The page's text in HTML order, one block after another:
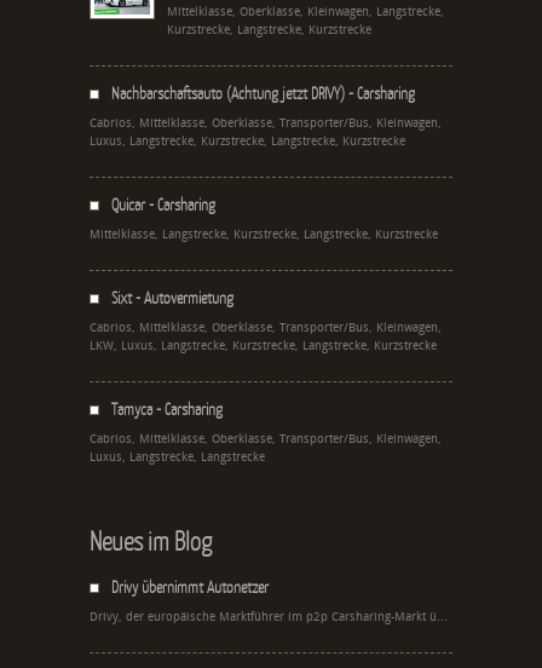
Mittelklasse, Oberklasse, Kleinwagen, Langstrecke,
Kurzstrecke, Langstrecke, Kurzstrecke
Nachbarschaftsauto (Achtung jetzt DRIVY) - Carsharing
Cabrios, Mittelklasse, Oberklasse, Transporter/Bus, Kleinwagen,
Luxus, Langstrecke, Kurzstrecke, Langstrecke, Kurzstrecke
Quicar - Carsharing
Mittelklasse, Langstrecke, Kurzstrecke, Langstrecke, Kurzstrecke
Sixt - Autovermietung
Cabrios, Mittelklasse, Oberklasse, Transporter/Bus, Kleinwagen,
LKW, Luxus, Langstrecke, Kurzstrecke, Langstrecke, Kurzstrecke
Tamyca - Carsharing
Cabrios, Mittelklasse, Oberklasse, Transporter/Bus, Kleinwagen,
Luxus, Langstrecke, Langstrecke
Neues im Blog
Drivy übernimmt Autonetzer
Drivy, der europäische Marktführer im p2p Carsharing-Markt ü...